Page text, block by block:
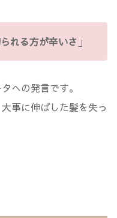
れる方が辛いさ 」
への発言です。
事に伸ばした髪を失っ